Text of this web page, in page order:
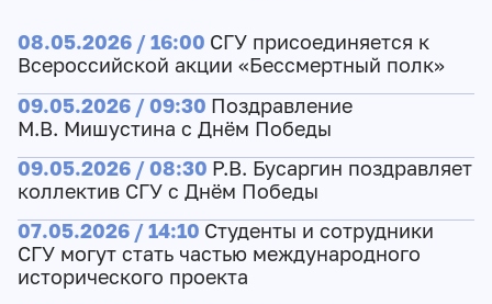
08.05.2026 / 16:00 СГУ присоединяется к
Всероссийской акции «Бессмертный полк»
09.05.2026 / 09:30 Поздравление
М.В. Мишустина с Днём Победы
09.05.2026 / 08:30 Р.В. Бусаргин поздравляет
коллектив СГУ с Днём Победы
07.05.2026 / 14:10 Студенты и сотрудники
СГУ могут стать частью международного
исторического проекта